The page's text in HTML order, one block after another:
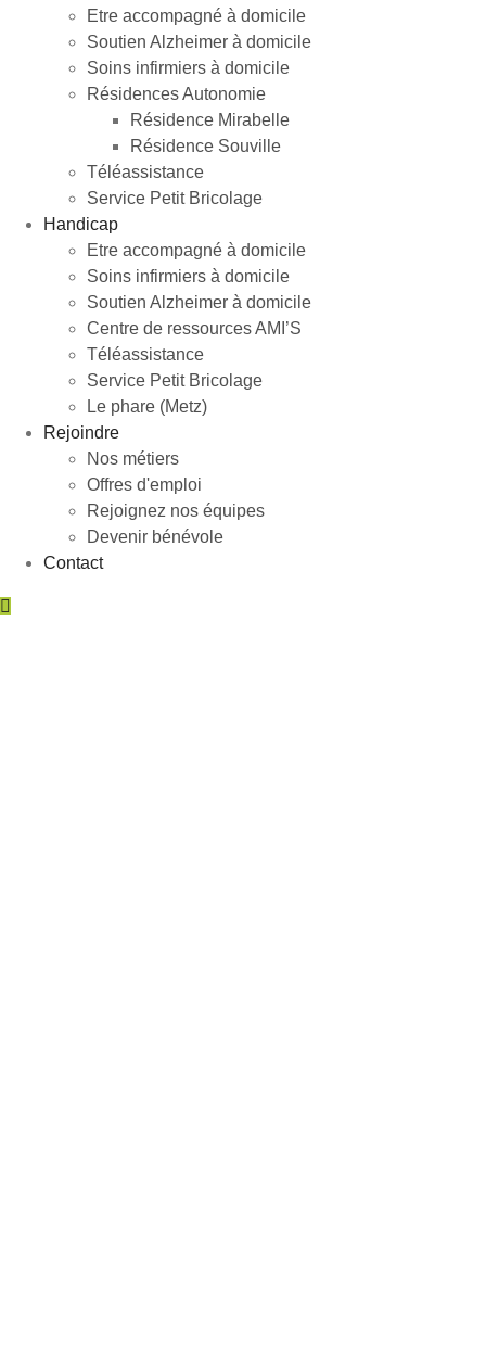
Etre accompagné à domicile
Soutien Alzheimer à domicile
Soins infirmiers à domicile
Résidences Autonomie
Résidence Mirabelle
Résidence Souville
Téléassistance
Service Petit Bricolage
Handicap
Etre accompagné à domicile
Soins infirmiers à domicile
Soutien Alzheimer à domicile
Centre de ressources AMI’S
Téléassistance
Service Petit Bricolage
Le phare (Metz)
Rejoindre
Nos métiers
Offres d'emploi
Rejoignez nos équipes
Devenir bénévole
Contact